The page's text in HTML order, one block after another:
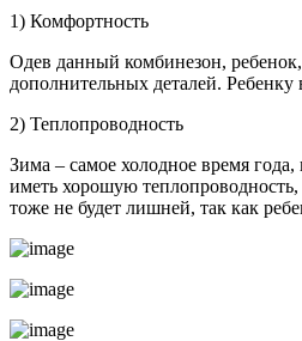
1) Комфортность
Одев данный комбинезон,
дополнительных деталей.
2) Теплопроводность
Зима – самое холодное время
иметь хорошую
тоже не будет лишней, так как